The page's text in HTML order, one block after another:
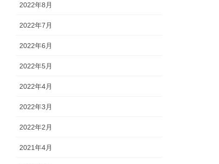
2022年8月
2022年7月
2022年6月
2022年5月
2022年4月
2022年3月
2022年2月
2021年4月